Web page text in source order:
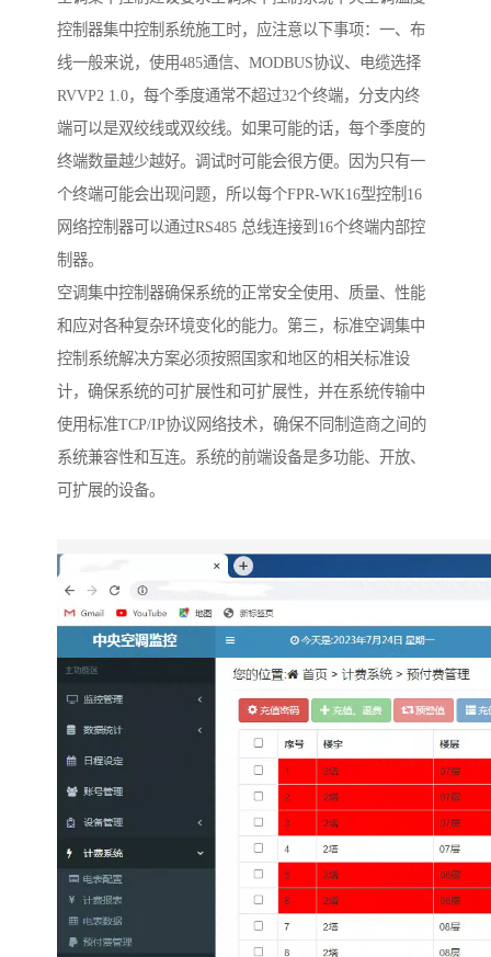
控制器集中控制系统施工时，应注意以下事项：一、布
线一般来说，使用485通信、MODBUS协议、电缆选择
RVVP2 1.0，每个季度通常不超过32个终端，分支内终
端可以是双绞线或双绞线。如果可能的话，每个季度的
终端数量越少越好。调试时可能会很方便。因为只有一
个终端可能会出现问题，所以每个FPR-WK16型控制16
网络控制器可以通过RS485 总线连接到16个终端内部控
制器。
空调集中控制器确保系统的正常安全使用、质量、性能
和应对各种复杂环境变化的能力。第三，标准空调集中
控制系统解决方案必须按照国家和地区的相关标准设
计，确保系统的可扩展性和可扩展性，并在系统传输中
使用标准TCP/IP协议网络技术，确保不同制造商之间的
系统兼容性和互连。系统的前端设备是多功能、开放、
可扩展的设备。